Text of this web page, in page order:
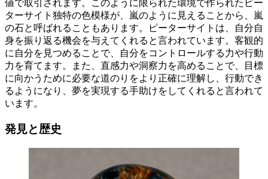
値で取引されます。このように限られた環境で作られたピー
ターサイト独特の色模様が、嵐のように見えることから、嵐
の石と呼ばれることもあります。ピーターサイトは、自分自
身を振り返る機会を与えてくれると言われています。客観的
に自分を見つめることで、自分をコントロールする力や行動
力を育てます。また、直感力や洞察力を高めることで、目標
に向かうために必要な道のりをより正確に理解し、行動でき
るようになり、夢を実現する手助けをしてくれると言われて
います。
発見と歴史